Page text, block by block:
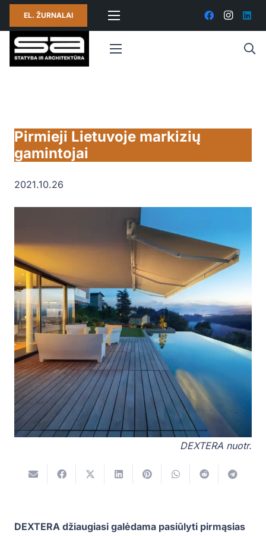
EL. ŽURNALAI
Pirmieji Lietuvoje markizių
gamintojai
2021.10.26
DEXTERA nuotr.
DEXTERA džiaugiasi galėdama pasiūlyti pirmąsias